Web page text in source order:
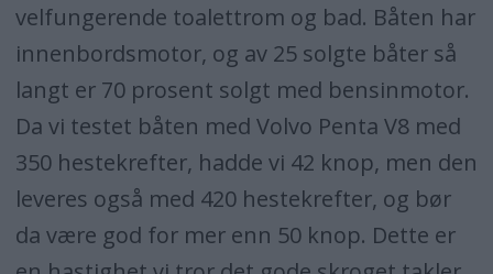
velfungerende toalettrom og bad. Båten har
innenbordsmotor, og av 25 solgte båter så
langt er 70 prosent solgt med bensinmotor.
Da vi testet båten med Volvo Penta V8 med
350 hestekrefter, hadde vi 42 knop, men den
leveres også med 420 hestekrefter, og bør
da være god for mer enn 50 knop. Dette er